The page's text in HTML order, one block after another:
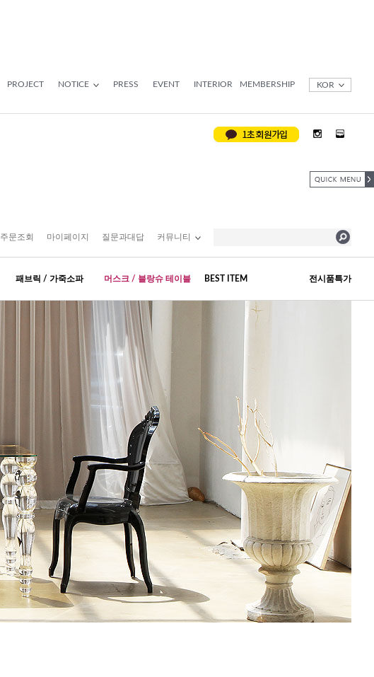
PROJECT NOTICE PRESS EVENT INTERIOR MEMBERSHIP KOR
주문조회 마이페이지 질문과대답 커뮤니티
패브릭 / 가죽소파 머스크 / 블랑슈 테이블 BEST ITEM 전시품특가